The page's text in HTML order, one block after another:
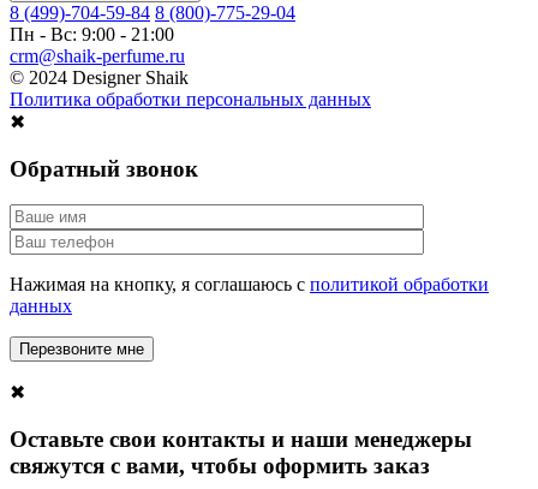
8 (499)-704-59-84 8 (800)-775-29-04
Пн - Вс: 9:00 - 21:00
crm@shaik-perfume.ru
© 2024 Designer Shaik
Политика обработки персональных данных
✖
Обратный звонок
Нажимая на кнопку, я соглашаюсь с политикой обработки
данных
✖
Оставьте свои контакты и наши менеджеры
свяжутся с вами, чтобы оформить заказ